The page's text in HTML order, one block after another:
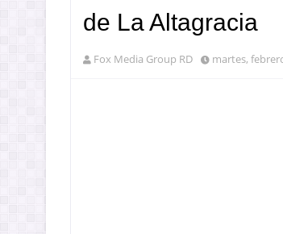
de La Altagracia
Fox Media Group RD martes,